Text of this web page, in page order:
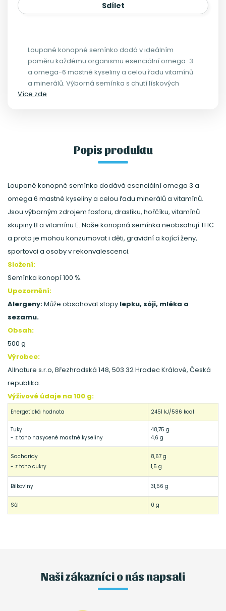
Sdílet
Loupané konopné semínko dodá v ideálním
poměru každému organismu esenciální omega-3
a omega-6 mastné kyseliny a celou řadu vitamínů
a minerálů. Výborná semínka s chutí lískových
oříšků, která si zamilujete!
Více zde
Popis produktu
Loupané konopné semínko dodává esenciální omega 3 a
omega 6 mastné kyseliny a celou řadu minerálů a vitamínů.
Jsou výborným zdrojem fosforu, draslíku, hořčíku, vitamínů
skupiny B a vitamínu E. Naše konopná semínka neobsahují THC
a proto je mohou konzumovat i děti, gravidní a kojící ženy,
sportovci a osoby v rekonvalescenci.
Složení:
Semínka konopí 100 %.
Upozornění:
Alergeny:Může obsahovat stopy lepku, sóji, mléka a
sezamu.
Obsah:
500 g
Výrobce:
Allnature s.r.o, Březhradská 148, 503 32 Hradec Králové, Česká
republika.
Výživové údaje na 100 g:
Energetická hodnota 2451 kJ/586 kcal
Tuky
- z toho nasycené mastné kyseliny
48,75 g
4,6 g
Sacharidy
- z toho cukry
8,67 g
1,5 g
Bílkoviny 31,56 g
Sůl 0 g
Naši zákazníci o nás napsali